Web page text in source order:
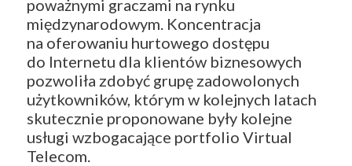
poważnymi graczami na rynku
międzynarodowym. Koncentracja
na oferowaniu hurtowego dostępu
do Internetu dla klientów biznesowych
pozwoliła zdobyć grupę zadowolonych
użytkowników, którym w kolejnych latach
skutecznie proponowane były kolejne
usługi wzbogacające portfolio Virtual
Telecom.